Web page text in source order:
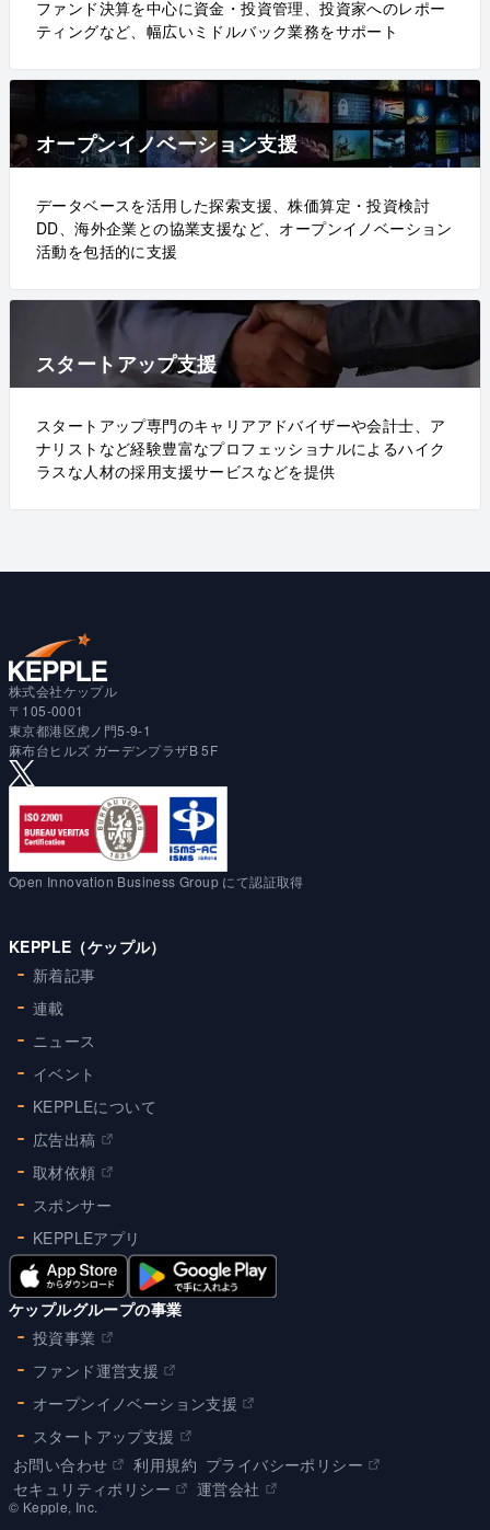
ファンド決算を中心に資金・投資管理、投資家へのレポー
ティングなど、幅広いミドルバック業務をサポート
オープンイノベーション支援
データベースを活用した探索支援、株価算定・投資検討
DD、海外企業との協業支援など、オープンイノベーション
活動を包括的に支援
スタートアップ支援
スタートアップ専門のキャリアアドバイザーや会計士、ア
ナリストなど経験豊富なプロフェッショナルによるハイク
ラスな人材の採用支援サービスなどを提供
株式会社ケップル
〒105-0001
東京都港区虎ノ門5-9-1
麻布台ヒルズ ガーデンプラザB 5F
Open Innovation Business Group にて認証取得
KEPPLE（ケップル）
新着記事
連載
ニュース
イベント
KEPPLEについて
広告出稿
取材依頼
スポンサー
KEPPLEアプリ
ケップルグループの事業
投資事業
ファンド運営支援
オープンイノベーション支援
スタートアップ支援
お問い合わせ
利用規約 プライバシーポリシー
セキュリティポリシー
運営会社
©︎ Kepple, Inc.